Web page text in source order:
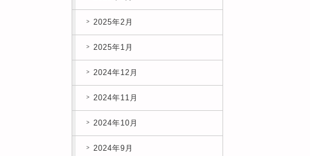
2025年2月
2025年1月
2024年12月
2024年11月
2024年10月
2024年9月